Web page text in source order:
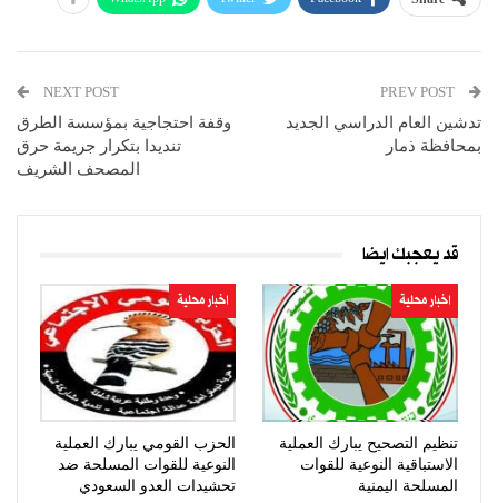
تدشين العام الدراسي الجديد
بمحافظة ذمار
NEXT POST
وقفة احتجاجية بمؤسسة الطرق
تنديدا بتكرار جريمة حرق
المصحف الشريف
قد يعجبك ايضا
اخبار محلية
تنظيم التصحيح يبارك العملية
الاستباقية النوعية للقوات
المسلحة اليمنية
اخبار محلية
الحزب القومي يبارك العملية
النوعية للقوات المسلحة ضد
تحشيدات العدو السعودي